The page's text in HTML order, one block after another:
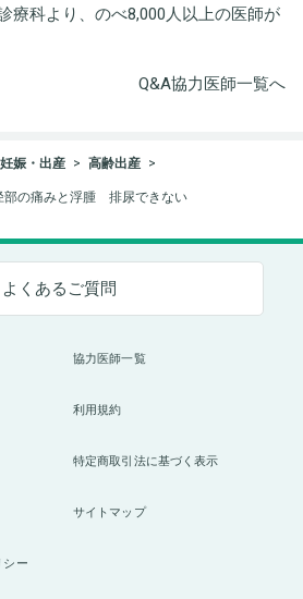
療科より、のべ8,000人以上の医師が
Q&A協力医師一覧へ
妊娠・出産 高齢出産
の痛みと浮腫 排尿できない
よくあるご質問
協力医師一覧
利用規約
特定商取引法に基づく表示
サイトマップ
シー